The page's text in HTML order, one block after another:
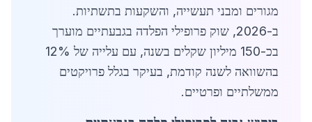
מגורים ומבני תעשייה, והשקעות בתשתיות.
ב-2026, שוק פרופילי הפלדה בגבעתיים מוערך
בכ-150 מיליון שקלים בשנה, עם עלייה של 12%
בהשוואה לשנה קודמת, בעיקר בגלל פרויקטים
ממשלתיים ופרטיים.